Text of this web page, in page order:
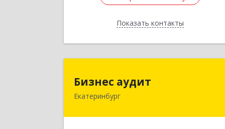
Показать контакты
Назад
Бизнес аудит
Екатеринбург